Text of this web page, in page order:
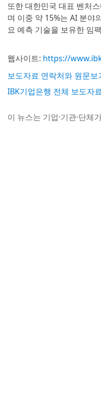
또한 대한민국 대표 벤처
며 이중 약 15%는 AI 분야
요 예측 기술을 보유한 임
웹사이트: https://
보도자료 연락처와 원문보
IBK기업은행 전체 보도자
이 뉴스는 기업·기관·단